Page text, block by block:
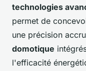
technologies
permet de
une précision
domotique
l'efficacité